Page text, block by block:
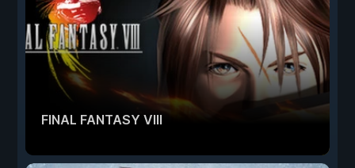
FINAL FANTASY VIII